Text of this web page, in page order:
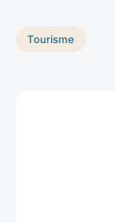
Tourisme